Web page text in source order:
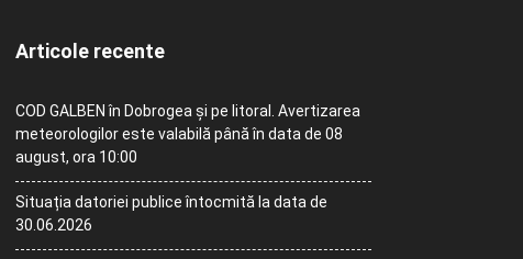
Articole recente
COD GALBEN în Dobrogea și pe litoral. Avertizarea
meteorologilor este valabilă până în data de 08
august, ora 10:00
Situația datoriei publice întocmită la data de
30.06.2026